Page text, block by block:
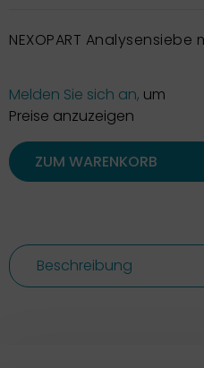
NEXOPART
Melden Sie sich an, um
Preise anzuzeigen
ZUM WARENKORB
Beschreibung